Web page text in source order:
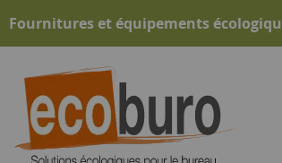
Fournitures et équipements